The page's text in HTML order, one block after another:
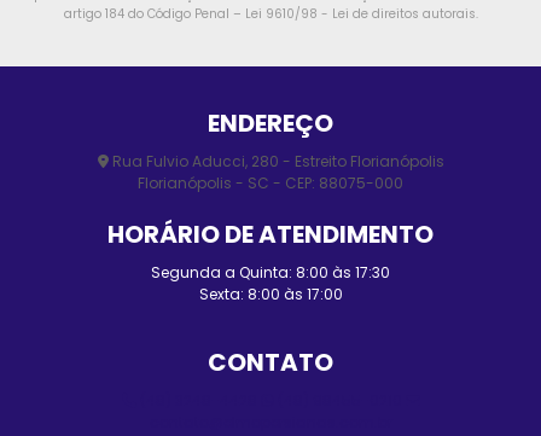
artigo 184 do Código Penal – Lei 9610/98 - Lei de direitos autorais.
ENDEREÇO
Rua Fulvio Aducci, 280 - Estreito Florianópolis
Florianópolis - SC - CEP: 88075-000
HORÁRIO DE ATENDIMENTO
Segunda a Quinta: 8:00 às 17:30
Sexta: 8:00 às 17:00
CONTATO